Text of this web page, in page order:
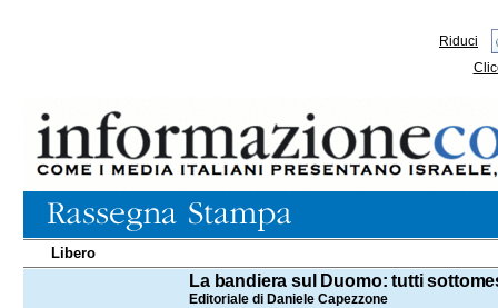
Riduci
Libero
La bandiera sul Duomo: tutti
Editoriale di Daniele Capezzone